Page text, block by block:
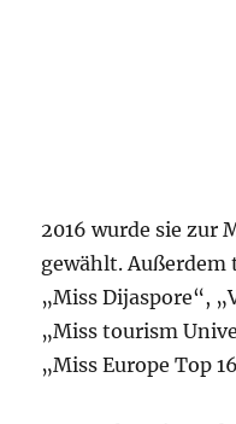
2016 wurde sie zur
gewählt.
„Miss Dijaspore“, „
„Miss tourism
„Miss Europe Top